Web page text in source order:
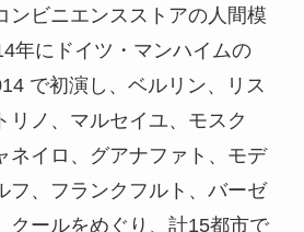
ンビニエンスストアの人間模
年にドイツ・マンハイムの
で初演し、ベルリン、リス
リノ、マルセイユ、モスク
ネイロ、グアナファト、モデ
フ、フランクフルト、バーゼ
クールをめぐり、計15都市で